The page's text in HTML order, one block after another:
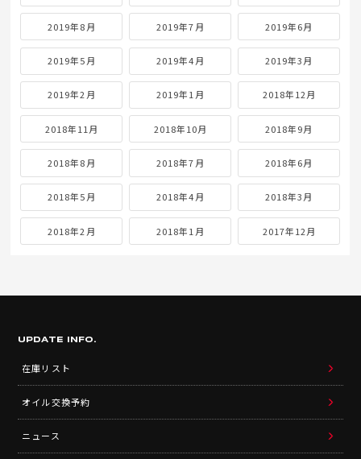
2019年8月 2019年7月 2019年6月
2019年5月 2019年4月 2019年3月
2019年2月 2019年1月 2018年12月
2018年11月 2018年10月 2018年9月
2018年8月 2018年7月 2018年6月
2018年5月 2018年4月 2018年3月
2018年2月 2018年1月 2017年12月
UPDATE INFO.
在庫リスト
オイル交換予約
ニュース